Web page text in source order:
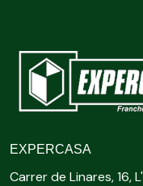
EXPERCASA
Carrer de Linares, 16,